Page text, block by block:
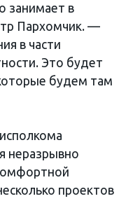
занимает в
Пархомчик. —
в части
Это будет
будем там
неразрывно
проектов